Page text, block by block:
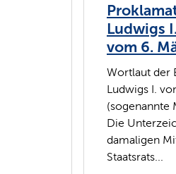
Ludwigs
vom 6.
Wortlaut der
Ludwigs I.
(sogenannte
Die
damaligen
Staatsrats...